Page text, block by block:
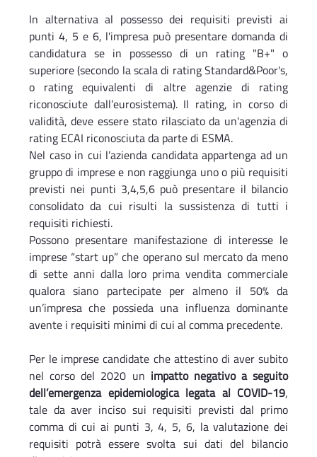
In alternativa al possesso dei requisiti previsti ai
punti 4, 5 e 6, l'impresa può presentare domanda di
candidatura se in possesso di un rating "B+" o
superiore (secondo la scala di rating Standard&Poor's,
o rating equivalenti di altre agenzie di rating
riconosciute dall’eurosistema). Il rating, in corso di
validità, deve essere stato rilasciato da un'agenzia di
rating ECAI riconosciuta da parte di ESMA.
Nel caso in cui l’azienda candidata appartenga ad un
gruppo di imprese e non raggiunga uno o più requisiti
previsti nei punti 3,4,5,6 può presentare il bilancio
consolidato da cui risulti la sussistenza di tutti i
requisiti richiesti.
Possono presentare manifestazione di interesse le
imprese “start up” che operano sul mercato da meno
di sette anni dalla loro prima vendita commerciale
qualora siano partecipate per almeno il 50% da
un’impresa che possieda una influenza dominante
avente i requisiti minimi di cui al comma precedente.
Per le imprese candidate che attestino di aver subito
nel corso del 2020 un impatto negativo a seguito
dell’emergenza epidemiologica legata al COVID-19,
tale da aver inciso sui requisiti previsti dal primo
comma di cui ai punti 3, 4, 5, 6, la valutazione dei
requisiti potrà essere svolta sui dati del bilancio